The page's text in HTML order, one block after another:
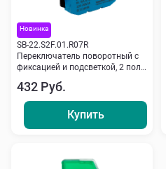
Новинка
SB-22.S2F.01.R07R
Переключатель поворотный с
фиксацией и подсветкой, 2 пол.,
432 Руб.
Купить